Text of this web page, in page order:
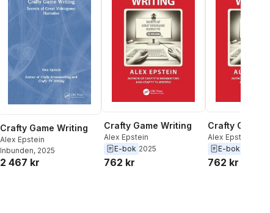
Crafty Game Writing
Alex Epstein
Inbunden, 2025
2 467 kr
Crafty Game Writing
Alex Epstein
E-bok 2025
762 kr
Crafty Game
Alex Epstein
E-bok
762 kr